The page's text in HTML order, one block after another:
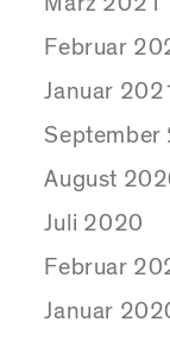
Februar
Januar
September
August
Juli 2020
Februar
Januar